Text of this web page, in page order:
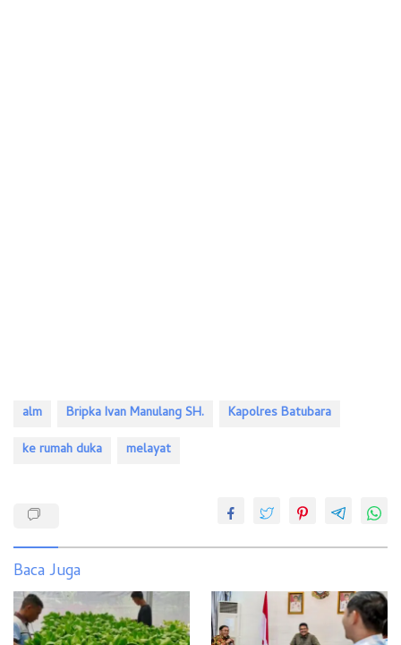
alm Bripka Ivan Manulang SH.
Kapolres Batubara
ke rumah duka
melayat
Baca Juga